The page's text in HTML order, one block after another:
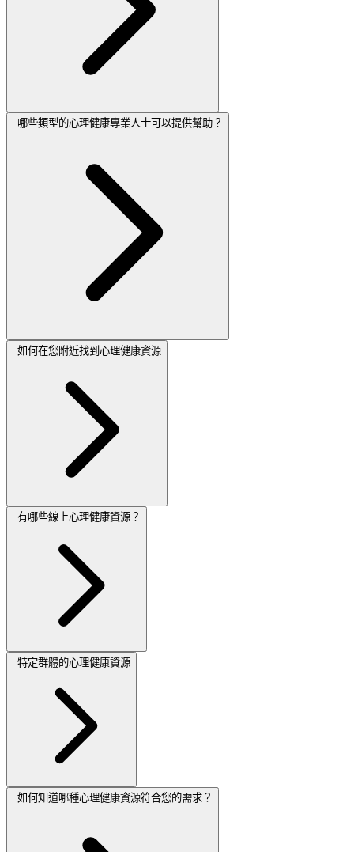
哪些類型的心理健康專業人士可以提供幫助？
如何在您附近找到心理健康資源
有哪些線上心理健康資源？
特定群體的心理健康資源
如何知道哪種心理健康資源符合您的需求？